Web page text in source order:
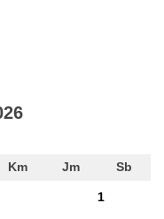
Km Jm Sb
1